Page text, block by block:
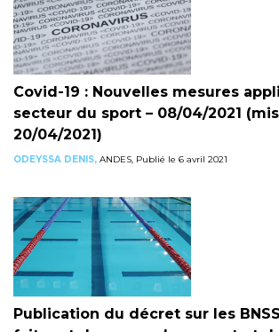
Covid-19 : Nouvelles mesures
secteur du sport – 08/04/2021
20/04/2021)
ODEYSSA DENIS, ANDES, Publié le 6 avril 2021
Publication du décret sur les